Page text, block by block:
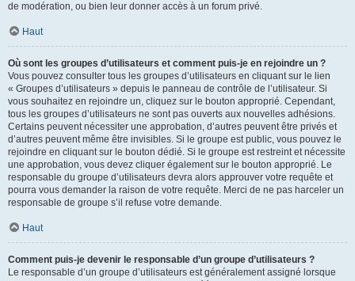
de modération, ou bien leur donner accès à un forum privé.
Haut
Où sont les groupes d’utilisateurs et comment puis-je en rejoindre un ?
Vous pouvez consulter tous les groupes d’utilisateurs en cliquant sur le lien
« Groupes d’utilisateurs » depuis le panneau de contrôle de l’utilisateur. Si
vous souhaitez en rejoindre un, cliquez sur le bouton approprié. Cependant,
tous les groupes d’utilisateurs ne sont pas ouverts aux nouvelles adhésions.
Certains peuvent nécessiter une approbation, d’autres peuvent être privés et
d’autres peuvent même être invisibles. Si le groupe est public, vous pouvez le
rejoindre en cliquant sur le bouton dédié. Si le groupe est restreint et nécessite
une approbation, vous devez cliquer également sur le bouton approprié. Le
responsable du groupe d’utilisateurs devra alors approuver votre requête et
pourra vous demander la raison de votre requête. Merci de ne pas harceler un
responsable de groupe s’il refuse votre demande.
Haut
Comment puis-je devenir le responsable d’un groupe d’utilisateurs ?
Le responsable d’un groupe d’utilisateurs est généralement assigné lorsque